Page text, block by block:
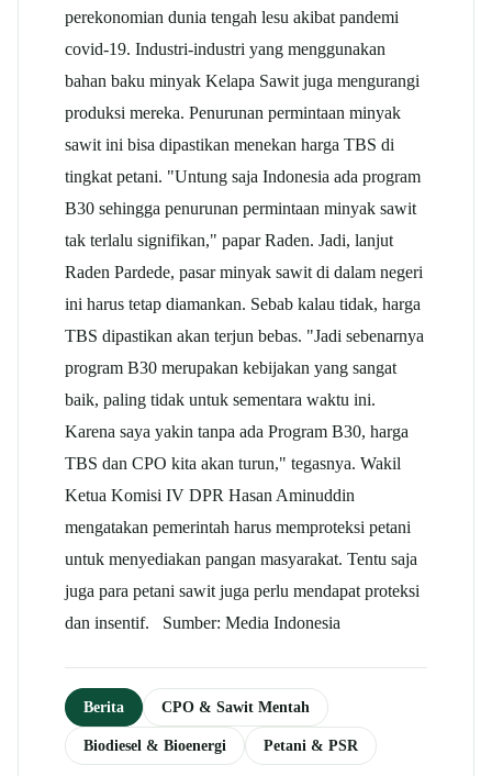
perekonomian dunia tengah lesu akibat pandemi
covid-19. Industri-industri yang menggunakan
bahan baku minyak Kelapa Sawit juga mengurangi
produksi mereka. Penurunan permintaan minyak
sawit ini bisa dipastikan menekan harga TBS di
tingkat petani. "Untung saja Indonesia ada program
B30 sehingga penurunan permintaan minyak sawit
tak terlalu signifikan," papar Raden. Jadi, lanjut
Raden Pardede, pasar minyak sawit di dalam negeri
ini harus tetap diamankan. Sebab kalau tidak, harga
TBS dipastikan akan terjun bebas. "Jadi sebenarnya
program B30 merupakan kebijakan yang sangat
baik, paling tidak untuk sementara waktu ini.
Karena saya yakin tanpa ada Program B30, harga
TBS dan CPO kita akan turun," tegasnya. Wakil
Ketua Komisi IV DPR Hasan Aminuddin
mengatakan pemerintah harus memproteksi petani
untuk menyediakan pangan masyarakat. Tentu saja
juga para petani sawit juga perlu mendapat proteksi
dan insentif. Sumber: Media Indonesia
Berita CPO & Sawit Mentah
Biodiesel & Bioenergi Petani & PSR